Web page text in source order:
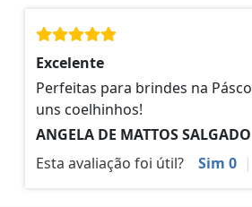
Excelente
Perfeitas para brindes na
uns coelhinhos!
ANGELA DE MATTOS SALGADO
Esta avaliação foi útil?
Sim 0 |